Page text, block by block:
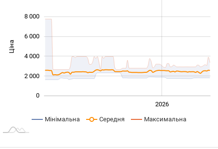
Ціна
0
2 000
4 000
6 000
8 000
2026
Мінімальна Середня Максимальна